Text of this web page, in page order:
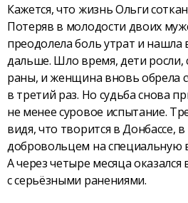
Кажется, что жизнь Ольги
Потеряв в молодости двоих
преодолела боль утрат и нашла
дальше. Шло время, дети росли,
раны, и женщина вновь обрела
в третий раз. Но судьба снова
не менее суровое испытание.
видя, что творится в Донбассе,
добровольцем на
А через четыре месяца оказался
с серьёзными ранениями.